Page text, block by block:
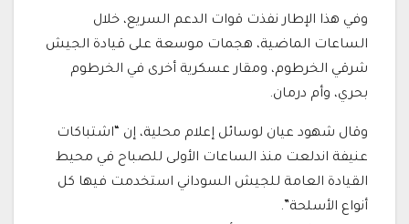
وفي هذا الإطار نفذت قوات الدعم السريع، خلال
الساعات الماضية، هجمات موسعة على قيادة الجيش
شرقي الخرطوم، ومقار عسكرية أخرى في الخرطوم
بحري، وأم درمان.
وقال شهود عيان لوسائل إعلام محلية، إن “اشتباكات
عنيفة اندلعت منذ الساعات الأولى للصباح في محيط
القيادة العامة للجيش السوداني استخدمت فيها كل
أنواع الأسلحة”.